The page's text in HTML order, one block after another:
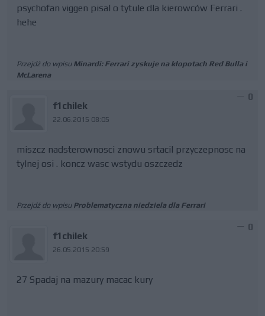
psychofan viggen pisal o tytule dla kierowców Ferrari .
hehe
Przejdź do wpisu Minardi: Ferrari zyskuje na kłopotach Red Bulla i
McLarena
f1chilek
22.06.2015 08:05
0
miszcz nadsterownosci znowu srtacil przyczepnosc na
tylnej osi . koncz wasc wstydu oszczedz
Przejdź do wpisu Problematyczna niedziela dla Ferrari
f1chilek
26.05.2015 20:59
0
27 Spadaj na mazury macac kury